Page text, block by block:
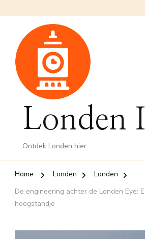
Londen
Ontdek Londen hier
Home Londen
Londen
De engineering achter de Londen Eye:
hoogstandje